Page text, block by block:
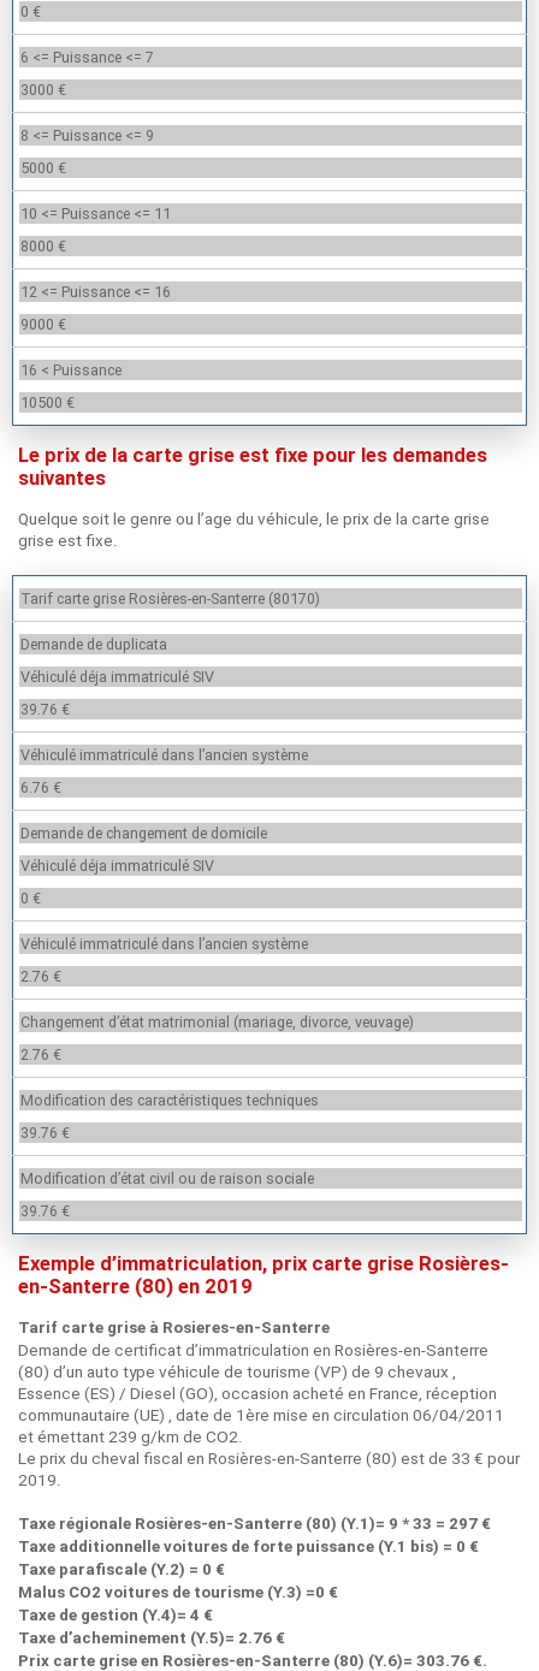
0 €
6 <= Puissance <= 7
3000 €
8 <= Puissance <= 9
5000 €
10 <= Puissance <= 11
8000 €
12 <= Puissance <= 16
9000 €
16 < Puissance
10500 €
Le prix de la carte grise est fixe pour les demandes
suivantes
Quelque soit le genre ou l’age du véhicule, le prix de la carte grise
grise est fixe.
Tarif carte grise Rosières-en-Santerre (80170)
Demande de duplicata
Véhiculé déja immatriculé SIV
39.76 €
Véhiculé immatriculé dans l’ancien système
6.76 €
Demande de changement de domicile
Véhiculé déja immatriculé SIV
0 €
Véhiculé immatriculé dans l’ancien système
2.76 €
Changement d’état matrimonial (mariage, divorce, veuvage)
2.76 €
Modification des caractéristiques techniques
39.76 €
Modification d’état civil ou de raison sociale
39.76 €
Exemple d’immatriculation, prix carte grise Rosières-
en-Santerre (80) en 2019
Tarif carte grise à Rosieres-en-Santerre
Demande de certificat d’immatriculation en Rosières-en-Santerre
(80) d’un auto type véhicule de tourisme (VP) de 9 chevaux ,
Essence (ES) / Diesel (GO), occasion acheté en France, réception
communautaire (UE) , date de 1ère mise en circulation 06/04/2011
et émettant 239 g/km de CO2.
Le prix du cheval fiscal en Rosières-en-Santerre (80) est de 33 € pour
2019.
Taxe régionale Rosières-en-Santerre (80) (Y.1)= 9 * 33 = 297 €
Taxe additionnelle voitures de forte puissance (Y.1 bis) = 0 €
Taxe parafiscale (Y.2) = 0 €
Malus CO2 voitures de tourisme (Y.3) =0 €
Taxe de gestion (Y.4)= 4 €
Taxe d’acheminement (Y.5)= 2.76 €
Prix carte grise en Rosières-en-Santerre (80) (Y.6)= 303.76 €.